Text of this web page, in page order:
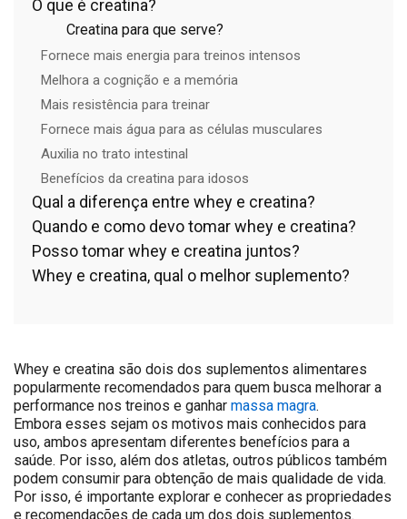
O que é creatina?
Creatina para que serve?
Fornece mais energia para treinos intensos
Melhora a cognição e a memória
Mais resistência para treinar
Fornece mais água para as células musculares
Auxilia no trato intestinal
Benefícios da creatina para idosos
Qual a diferença entre whey e creatina?
Quando e como devo tomar whey e creatina?
Posso tomar whey e creatina juntos?
Whey e creatina, qual o melhor suplemento?
Whey e creatina são dois dos suplementos alimentares
popularmente recomendados para quem busca melhorar a
performance nos treinos e ganhar massa magra.
Embora esses sejam os motivos mais conhecidos para
uso, ambos apresentam diferentes benefícios para a
saúde. Por isso, além dos atletas, outros públicos também
podem consumir para obtenção de mais qualidade de vida.
Por isso, é importante explorar e conhecer as propriedades
e recomendações de cada um dos dois suplementos.